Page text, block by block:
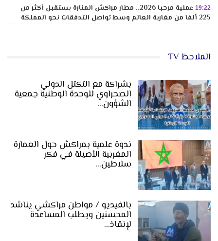
19:22
عملية مرحبا 2026.. مطار مراكش المنارة يستقبل أكثر من
225 ألفا من مغاربة العالم وسط تواصل التدفقات نحو المملكة
الملاحظ TV
بشراكة مع التكتل الدولي
الصحراوي للوحدة الوطنية جمعية
الشؤون…
ندوة علمية بمراكش حول العمارة
المغربية الأصيلة في فكر
سلاطين…
بالفيديو / مواطن مراكشي يناشد
المحسنين ويطلب المساعدة
لإنقاذ…